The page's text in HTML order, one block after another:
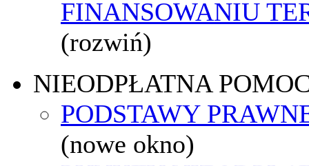
FINANSOWANIU
(rozwiń)
NIEODPŁATNA
PODSTAWY
(nowe okno)